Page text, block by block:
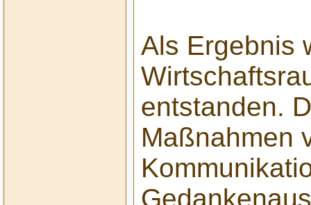
Als Ergebnis
entstanden.
Maßnahmen